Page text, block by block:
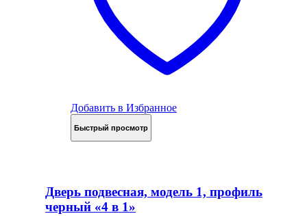
Добавить в Избранное
Быстрый просмотр
Дверь подвесная, модель 1, профиль
черный «4 в 1»